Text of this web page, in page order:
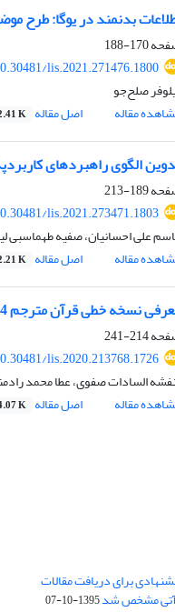
بدنمند در یوگا: طرح
170-188
lis.2021.271476.1800
صلح‌جو
مقاله
اصل مقاله K
الگوی راهبردهای
189-213
lis.2021.273471.1803
علی احسانیان، صفیه طهماسبی
مقاله
اصل مقاله K
نسخه خطی قرآن مترجم 704
214-241
lis.2020.213768.1726
السادات صفوی، عطا محمد
مقاله
اصل مقاله K
برای دریافت مقالات
مشخص شد1395-10-07